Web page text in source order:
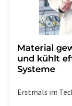
Material
und kühlt
Systeme
Erstmals im